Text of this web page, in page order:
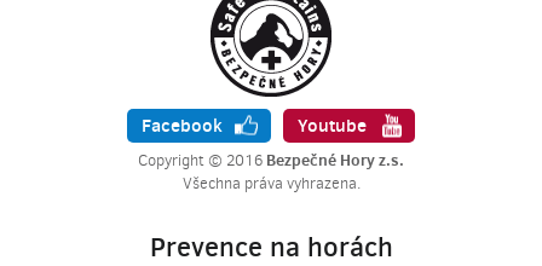
Facebook Youtube
Copyright © 2016 Bezpečné Hory z.s.
Všechna práva vyhrazena.
Prevence na horách